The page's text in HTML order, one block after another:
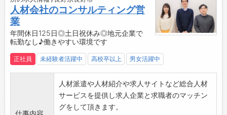
送迎バス
テレビ局中継車など
【おすすめポイント】
・同じ部署に先輩社員もいますので、教育体制
が整っており、未経験からのチャレンジも歓
迎！
・ドライバーとお客様の双方を支える『縁の下
の力持ち』的なお仕事です。
人材会社のコンサルティング営
業
年間休日125日◎土日祝休み◎地元企業で
転勤なし♪働きやすい環境です
正社員 未経験者活躍中 高校卒以上 男女活躍中
仕事内容
人材派遣や人材紹介や求人サイトなど総合人材
サービスを提供し求人企業と求職者のマッチン
グをして頂きます。